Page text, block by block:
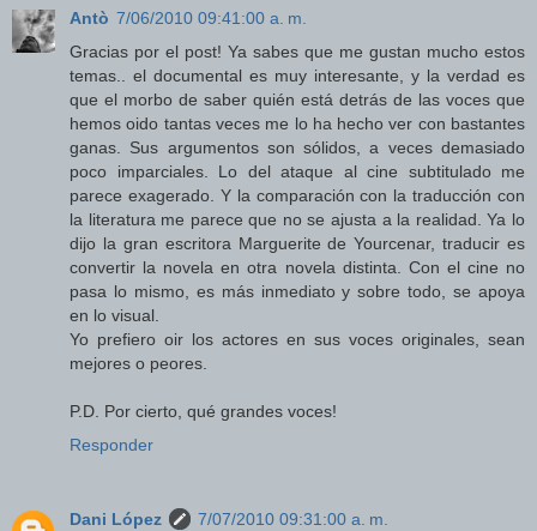
Antò 7/06/2010 09:41:00 a. m.
Gracias por el post! Ya sabes que me gustan mucho estos
temas.. el documental es muy interesante, y la verdad es
que el morbo de saber quién está detrás de las voces que
hemos oido tantas veces me lo ha hecho ver con bastantes
ganas. Sus argumentos son sólidos, a veces demasiado
poco imparciales. Lo del ataque al cine subtitulado me
parece exagerado. Y la comparación con la traducción con
la literatura me parece que no se ajusta a la realidad. Ya lo
dijo la gran escritora Marguerite de Yourcenar, traducir es
convertir la novela en otra novela distinta. Con el cine no
pasa lo mismo, es más inmediato y sobre todo, se apoya
en lo visual.
Yo prefiero oir los actores en sus voces originales, sean
mejores o peores.
P.D. Por cierto, qué grandes voces!
Responder
Dani López
7/07/2010 09:31:00 a. m.